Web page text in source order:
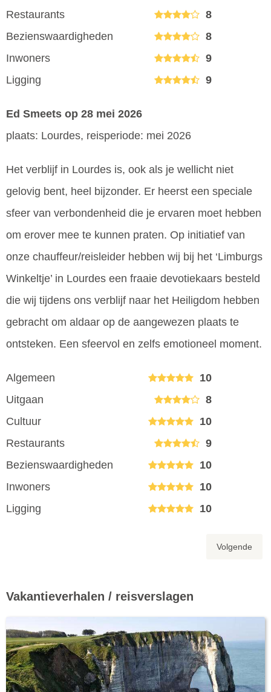
Restaurants
8
Bezienswaardigheden
8
Inwoners
9
Ligging
9
Ed Smeets op 28 mei 2026
plaats: Lourdes, reisperiode: mei 2026
Het verblijf in Lourdes is, ook als je wellicht niet
gelovig bent, heel bijzonder. Er heerst een speciale
sfeer van verbondenheid die je ervaren moet hebben
om erover mee te kunnen praten. Op initiatief van
onze chauffeur/reisleider hebben wij bij het ‘Limburgs
Winkeltje’ in Lourdes een fraaie devotiekaars besteld
die wij tijdens ons verblijf naar het Heiligdom hebben
gebracht om aldaar op de aangewezen plaats te
ontsteken. Een sfeervol en zelfs emotioneel moment.
Algemeen
10
Uitgaan
8
Cultuur
10
Restaurants
9
Bezienswaardigheden
10
Inwoners
10
Ligging
10
Volgende
Vakantieverhalen / reisverslagen